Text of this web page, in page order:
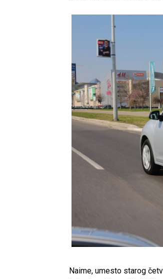
Naime, umesto starog